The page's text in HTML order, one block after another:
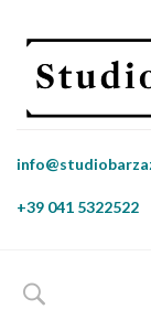
+39 041 5322522